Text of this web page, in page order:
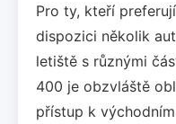
Pro ty, kteří
dispozici několik
letiště s různými
400 je obzvláště
přístup k